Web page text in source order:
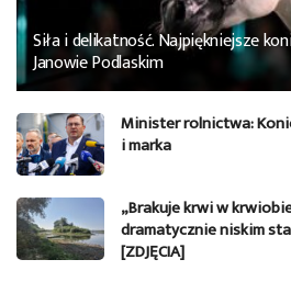
Siła i delikatność. Najpiękniejsze
Janowie Podlaskim
Minister rolnictwa:
i marka
„Brakuje krwi w
dramatycznie niskim
[ZDJĘCIA]